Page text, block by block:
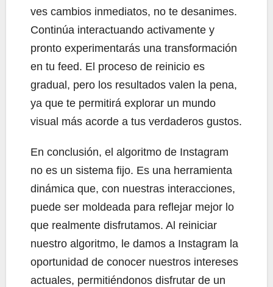
ves cambios inmediatos, no te desanimes.
Continúa interactuando activamente y
pronto experimentarás una transformación
en tu feed. El proceso de reinicio es
gradual, pero los resultados valen la pena,
ya que te permitirá explorar un mundo
visual más acorde a tus verdaderos gustos.
En conclusión, el algoritmo de Instagram
no es un sistema fijo. Es una herramienta
dinámica que, con nuestras interacciones,
puede ser moldeada para reflejar mejor lo
que realmente disfrutamos. Al reiniciar
nuestro algoritmo, le damos a Instagram la
oportunidad de conocer nuestros intereses
actuales, permitiéndonos disfrutar de un